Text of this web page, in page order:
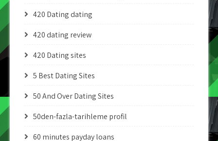
420 Dating dating
420 dating review
420 Dating sites
5 Best Dating Sites
50 And Over Dating Sites
50den-fazla-tarihleme profil
60 minutes payday loans